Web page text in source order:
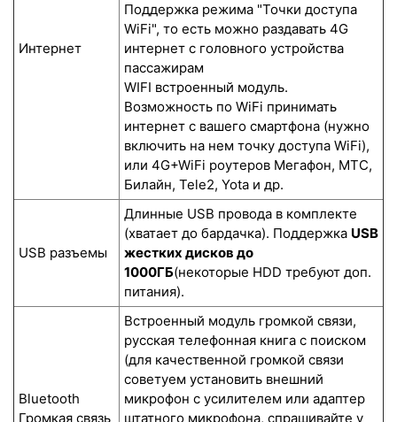
Интернет
Поддержка режима "Точки доступа
WiFi", то есть можно раздавать 4G
интернет с головного устройства
пассажирам
WIFI встроенный модуль.
Возможность по WiFi принимать
интернет с вашего смартфона (нужно
включить на нем точку доступа WiFi),
или 4G+WiFi роутеров Мегафон, МТС,
Билайн, Tele2, Yota и др.
USB разъемы
Длинные USB провода в комплекте
(хватает до бардачка). Поддержка USB
жестких дисков до
1000ГБ(некоторые HDD требуют доп.
питания).
Bluetooth
Громкая связь
Встроенный модуль громкой связи,
русская телефонная книга с поиском
(для качественной громкой связи
советуем установить внешний
микрофон с усилителем или адаптер
штатного микрофона, спрашивайте у